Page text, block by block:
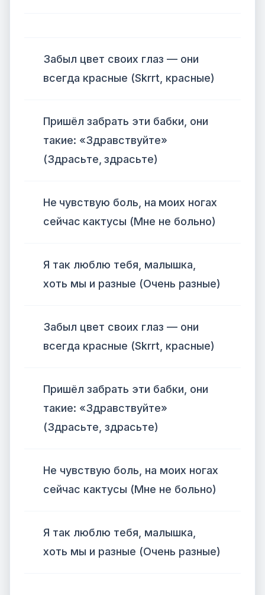
Забыл цвет своих глаз — они
всегда красные (Skrrt, красные)
Пришёл забрать эти бабки, они
такие: «Здравствуйте»
(Здрасьте, здрасьте)
Не чувствую боль, на моих ногах
сейчас кактусы (Мне не больно)
Я так люблю тебя, малышка,
хоть мы и разные (Очень разные)
Забыл цвет своих глаз — они
всегда красные (Skrrt, красные)
Пришёл забрать эти бабки, они
такие: «Здравствуйте»
(Здрасьте, здрасьте)
Не чувствую боль, на моих ногах
сейчас кактусы (Мне не больно)
Я так люблю тебя, малышка,
хоть мы и разные (Очень разные)